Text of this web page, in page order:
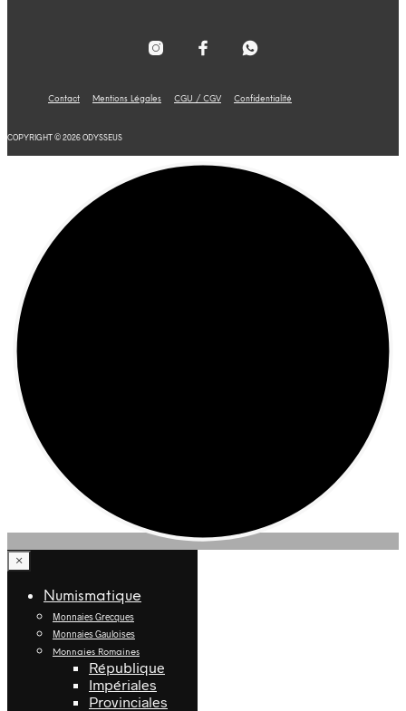
Contact Mentions Légales CGU / CGV Confidentialité
COPYRIGHT © 2026 ODYSSEUS
×
Numismatique
Monnaies Grecques
Monnaies Gauloises
Monnaies Romaines
République
Impériales
Provinciales